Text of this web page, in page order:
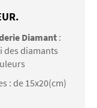
Diamant :
des diamants
: de 15x20(cm)